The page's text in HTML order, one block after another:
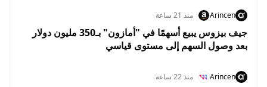
Arincen منذ 21 ساعة
جيف بيزوس يبيع أسهمًا في "أمازون" بـ350 مليون دولار
بعد وصول السهم إلى مستوى قياسي
Arincen منذ 22 ساعة